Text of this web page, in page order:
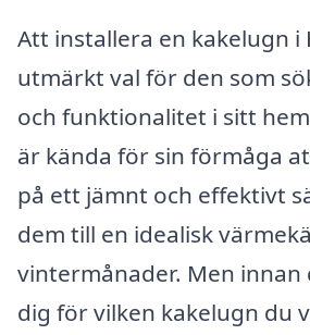
Att installera en kakelugn
utmärkt val för den som
och funktionalitet i sitt
är kända för sin förmåga
på ett jämnt och effektivt
dem till en idealisk
vintermånader. Men
dig för vilken kakelugn du